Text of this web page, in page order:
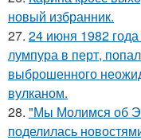
новый избранник.
27. 24 июня 1982
лумпура в перт,
выброшенного
вулканом.
28. "Мы Молимся об
поделилась